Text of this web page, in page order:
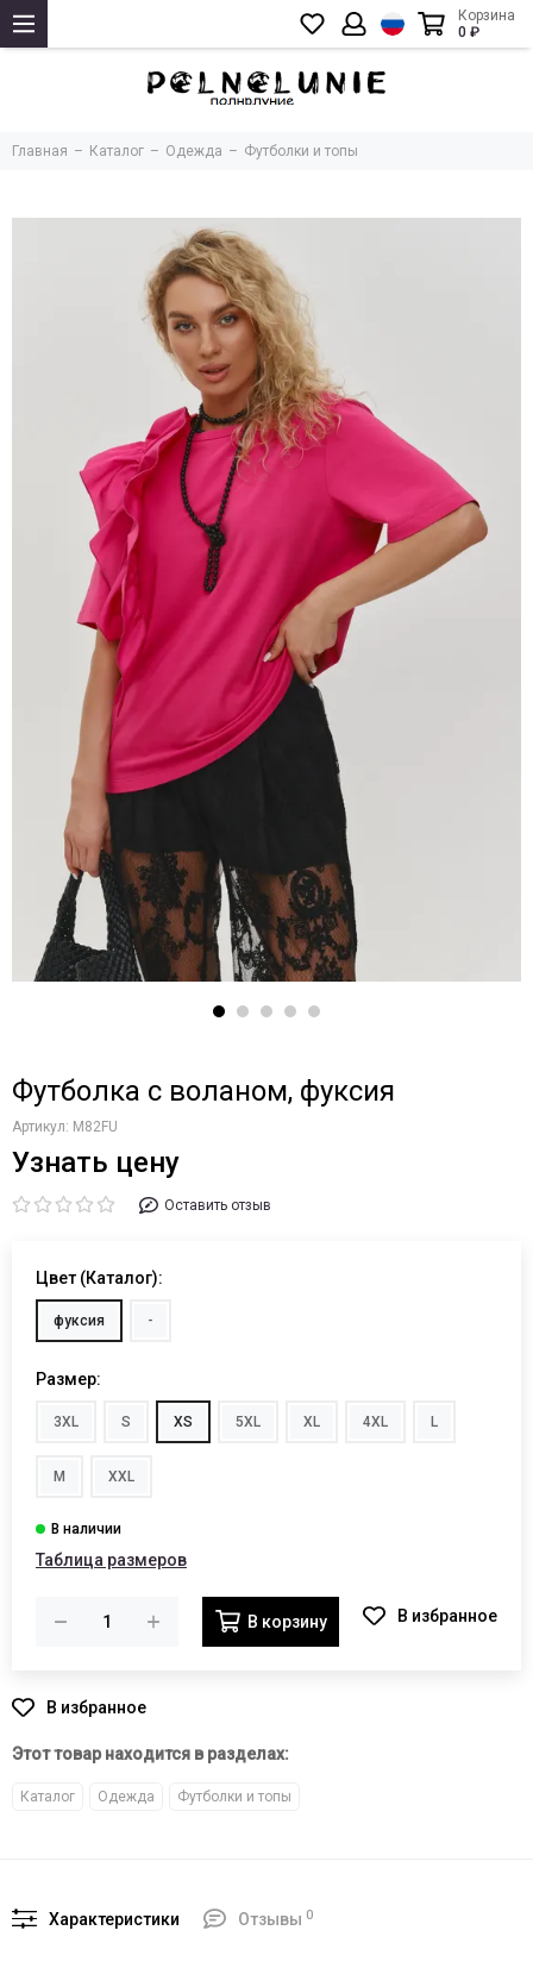
Корзина
0 ₽
Главная Каталог Одежда Футболки и топы
Футболка с воланом, фуксия
Артикул: M82FU
Узнать цену
Оставить отзыв
Цвет (Каталог):
фуксия -
Размер:
3XL S XS 5XL XL 4XL L
M XXL
Таблица размеров
В корзину
Этот товар находится в разделах:
Каталог Одежда Футболки и топы
Характеристики Отзывы 0